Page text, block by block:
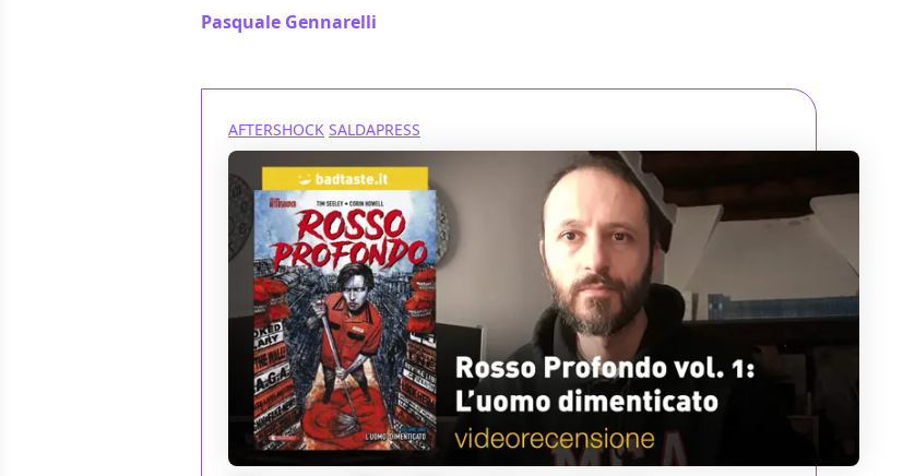
Pasquale Gennarelli
AFTERSHOCK SALDAPRESS